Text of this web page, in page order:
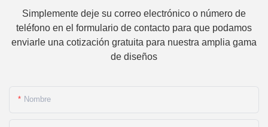
Simplemente deje su correo electrónico o número de
teléfono en el formulario de contacto para que podamos
enviarle una cotización gratuita para nuestra amplia gama
de diseños
Nombre